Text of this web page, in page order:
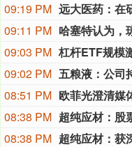
09:19 PM 远大医药：在
09:11 PM 哈塞特认为，
09:03 PM
09:02 PM
08:51 PM
08:38 PM 超纯应材：股
08:38 PM 超纯应材：获